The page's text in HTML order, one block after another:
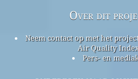
Over dit
Neem contact op met het
Air Quality
Pers- en